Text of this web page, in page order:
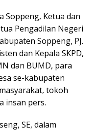
Soppeng, Ketua dan
Pengadilan Negeri
Soppeng, PJ.
dan Kepala SKPD,
dan BUMD, para
se-kabupaten
tokoh
insan pers.
SE, dalam